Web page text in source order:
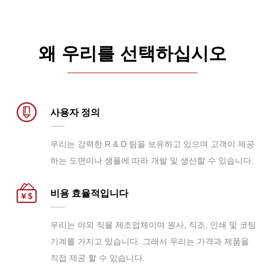
왜 우리를 선택하십시오
사용자 정의
우리는 강력한 R & D 팀을 보유하고 있으며 고객이 제공
하는 도면이나 샘플에 따라 개발 및 생산할 수 있습니다.
비용 효율적입니다
우리는 야외 직물 제조업체이며 원사, 직조, 인쇄 및 코팅
기계를 가지고 있습니다. 그래서 우리는 가격과 제품을
직접 제공 할 수 있습니다.